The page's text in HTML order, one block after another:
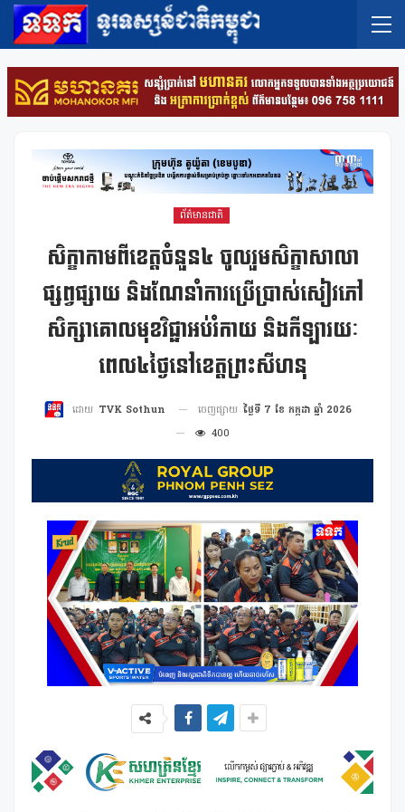
ព័ត៌មានជាតិ
សិក្ខាកាមពីខេត្តចំនួន៤ ចូលរួមសិក្ខាសាលា
ផ្សព្វផ្សាយ និងណែនាំការប្រើប្រាស់សៀវភៅ
សិក្សាគោលមុខវិជ្ជាអប់រំកាយ និងកីឡារយៈ
ពេល៤ថ្ងៃនៅខេត្តព្រះសីហនុ
ដោយ TVK Sothun ចេញផ្សាយ ថ្ងៃទី 7 ខែ កក្កដា ឆ្នាំ 2026
400